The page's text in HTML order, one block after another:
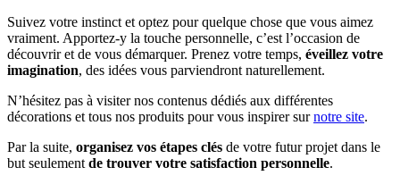
Suivez votre instinct et optez pour quelque chose que vous aimez
vraiment. Apportez-y la touche personnelle, c’est l’occasion de
découvrir et de vous démarquer. Prenez votre temps, éveillez votre
imagination, des idées vous parviendront naturellement.
N’hésitez pas à visiter nos contenus dédiés aux différentes
décorations et tous nos produits pour vous inspirer surnotre site.
Par la suite, organisez vos étapes clés de votre futur projet dans le
but seulement de trouver votre satisfaction personnelle.